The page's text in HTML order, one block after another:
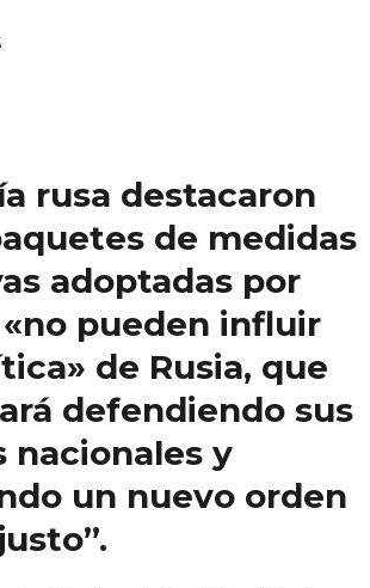
rusa destacaron
de medidas
adoptadas por
pueden influir
de Rusia, que
defendiendo sus
nacionales y
un nuevo orden